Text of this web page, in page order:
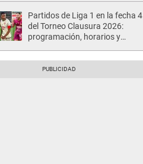
Partidos de Liga 1 en la fecha 4
del Torneo Clausura 2026:
programación, horarios y